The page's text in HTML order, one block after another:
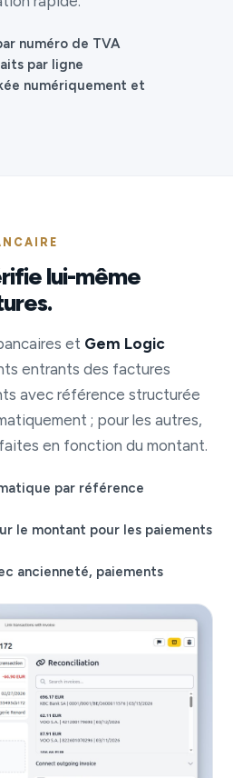
numéro de TVA
par ligne
numériquement et
lui-même
et Gem Logic
entrants des factures
avec référence structurée
; pour les autres,
en fonction du montant.
par référence
le montant pour les paiements
ancienneté, paiements